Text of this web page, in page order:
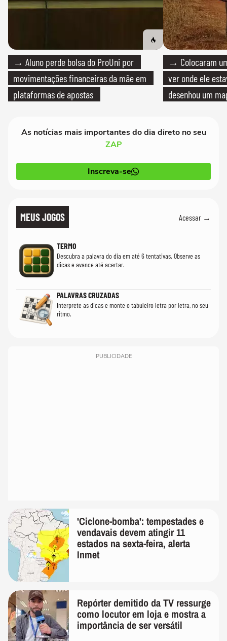
→ Aluno perde bolsa do ProUni por
movimentações financeiras da mãe em
plataformas de apostas
→ Colocaram
ver onde ele
desenhou um
As notícias mais importantes do dia direto no seu
ZAP
Inscreva-se
MEUS JOGOS Acessar →
TERMO
Descubra a palavra do dia em até 6 tentativas. Observe as
dicas e avance até acertar.
PALAVRAS CRUZADAS
Interprete as dicas e monte o tabuleiro letra por letra, no seu
ritmo.
PUBLICIDADE
'Ciclone-bomba': tempestades e
vendavais devem atingir 11
estados na sexta-feira, alerta
Inmet
Repórter demitido da TV ressurge
como locutor em loja e mostra a
importância de ser versátil